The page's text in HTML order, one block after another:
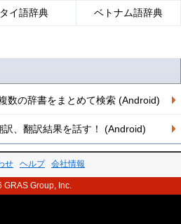
タイ語辞典 ベトナム語辞典
数の辞書をまとめて検索 (Android)
、翻訳結果を話す！ (Android)
せ ヘルプ 会社情報
GRAS Group, Inc.